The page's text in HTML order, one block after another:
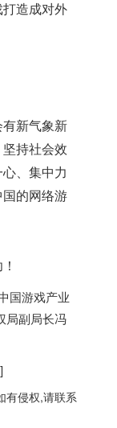
造成对外
新气象新
持社会效
、集中力
的网络游
国游戏产业
局副局长冯
有侵权,请联系